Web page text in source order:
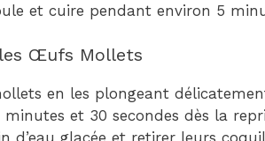
et cuire pendant environ 5
Œufs Mollets
en les plongeant
et 30 secondes dès la
d’eau glacée et retirer leurs